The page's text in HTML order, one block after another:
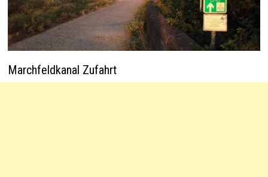
Marchfeldkanal Zufahrt